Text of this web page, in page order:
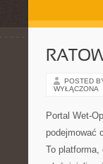
POSTED
WYŁĄCZONA
Portal Wet-
podejmować
To platforma,